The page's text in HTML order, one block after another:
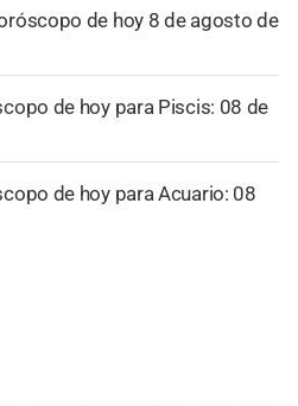
de hoy 8 de agosto de
de hoy para Piscis: 08 de
de hoy para Acuario: 08